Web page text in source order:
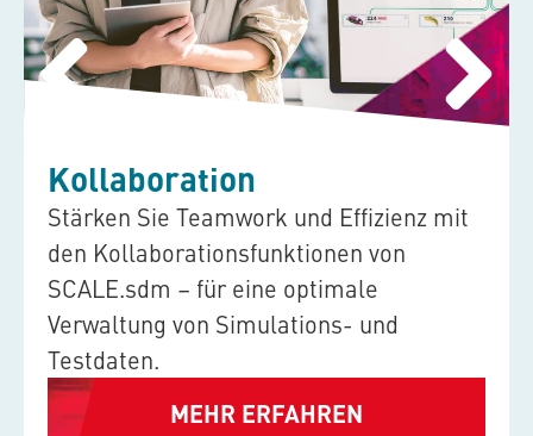
Kollaboration
Stärken Sie Teamwork und Effizienz mit
den Kollaborationsfunktionen von
SCALE.sdm – für eine optimale
Verwaltung von Simulations- und
Testdaten.
MEHR ERFAHREN